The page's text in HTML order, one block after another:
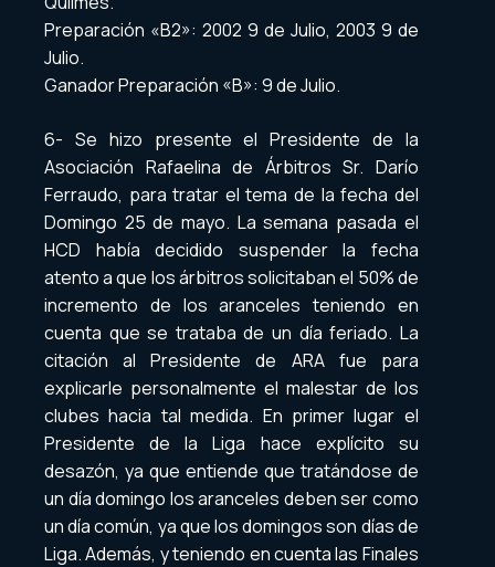
Preparación «B2»: 2002 9 de Julio, 2003 9 de
Julio.
Ganador Preparación «B»: 9 de Julio.
6- Se hizo presente el Presidente de la
Asociación Rafaelina de Árbitros Sr. Darío
Ferraudo, para tratar el tema de la fecha del
Domingo 25 de mayo. La semana pasada el
HCD había decidido suspender la fecha
atento a que los árbitros solicitaban el 50% de
incremento de los aranceles teniendo en
cuenta que se trataba de un día feriado. La
citación al Presidente de ARA fue para
explicarle personalmente el malestar de los
clubes hacia tal medida. En primer lugar el
Presidente de la Liga hace explícito su
desazón, ya que entiende que tratándose de
un día domingo los aranceles deben ser como
un día común, ya que los domingos son días de
Liga. Además, y teniendo en cuenta las Finales